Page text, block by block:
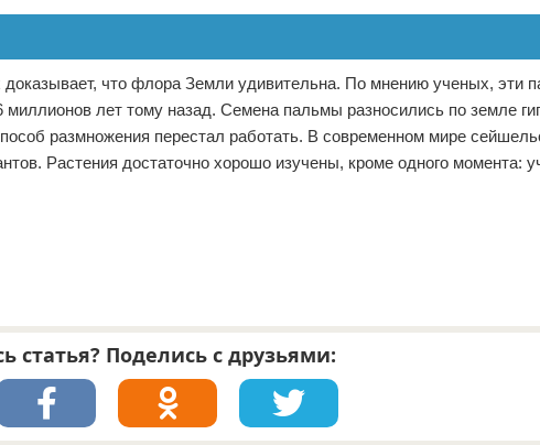
что флора Земли удивительна. По мнению ученых, эти
лет тому назад. Семена пальмы разносились по земле
размножения перестал работать. В современном мире
Растения достаточно хорошо изучены, кроме одного момента:
статья? Поделись с друзьями: